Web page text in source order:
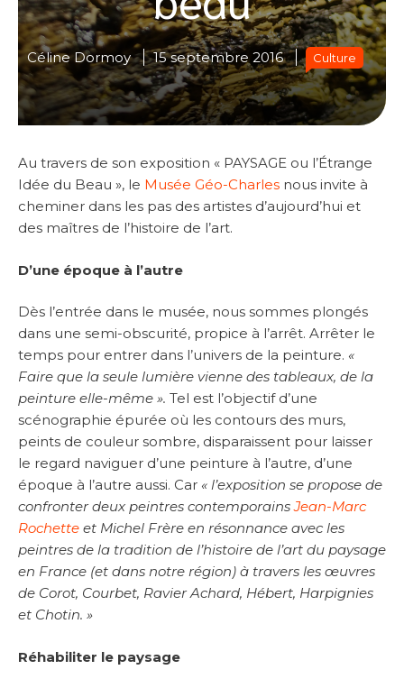
Céline Dormoy 15 septembre 2016 Culture
Au travers de son exposition « PAYSAGE ou l’Étrange
Idée du Beau », le Musée Géo-Charles nous invite à
cheminer dans les pas des artistes d’aujourd’hui et
des maîtres de l’histoire de l’art.
D’une époque à l’autre
Dès l’entrée dans le musée, nous sommes plongés
dans une semi-obscurité, propice à l’arrêt. Arrêter le
temps pour entrer dans l’univers de la peinture. «
Faire que la seule lumière vienne des tableaux, de la
peinture elle-même ». Tel est l’objectif d’une
scénographie épurée où les contours des murs,
peints de couleur sombre, disparaissent pour laisser
le regard naviguer d’une peinture à l’autre, d’une
époque à l’autre aussi. Car « l’exposition se propose de
confronter deux peintres contemporainsJean-Marc
Rochette et Michel Frère en résonnance avec les
peintres de la tradition de l’histoire de l’art du paysage
en France (et dans notre région) à travers les œuvres
de Corot, Courbet, Ravier Achard, Hébert, Harpignies
et Chotin. »
Réhabiliter le paysage